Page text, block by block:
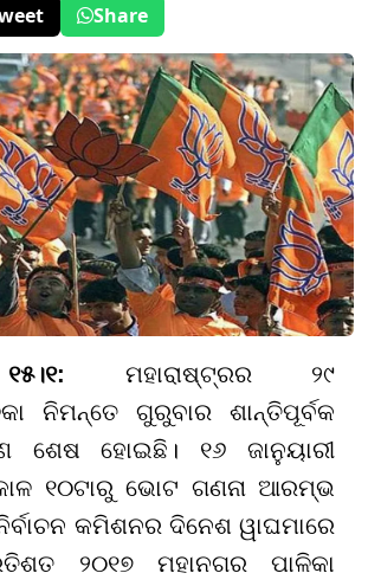
Share
ମହାରାଷ୍ଟ୍ରର ୨୯
ନିମନ୍ତେ ଗୁରୁବାର ଶାନ୍ତିପୂର୍ବକ
ଶେଷ ହୋଇଛି। ୧୬ ଜାନୁୟାରୀ
୧୦ଟାରୁ ଭୋଟ ଗଣନା ଆରମ୍ଭ
କମିଶନର ଦିନେଶ ୱାଘମାରେ
୨୦୧୭ ମହାନଗର ପାଳିକା